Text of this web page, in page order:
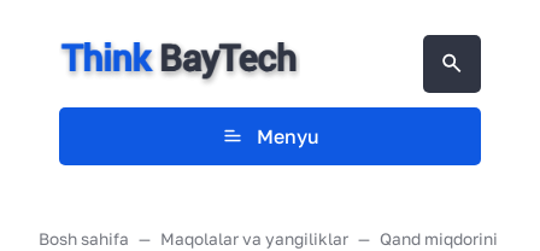
Menyu
Bosh sahifa Maqolalar va yangiliklar
Qand miqdorini